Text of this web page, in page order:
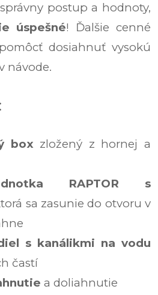
postup a hodnoty,
úspešné! Ďalšie cenné
dosiahnuť vysokú
návode.
boxzložený z hornej a
RAPTOR s
sa zasunie do otvoru v
s kanálikmi na vodu
častí
a doliahnutie